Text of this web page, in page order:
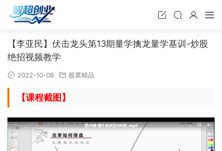
【李亚民】伏击龙头第13期量学擒龙量学基训-炒股
绝招视频教学
2022-10-08 股票精品
【课程截图】